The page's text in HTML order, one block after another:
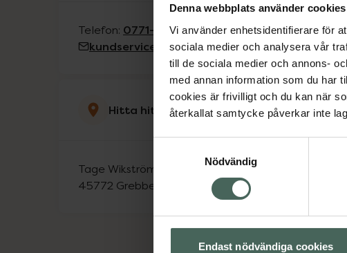
Denna webbplats använder cookies
Vi använder enhetsidentifierare för
sociala medier och analysera vår
till de sociala medier och annons-
med annan information som du har
cookies är frivilligt och du kan när
återkallat samtycke påverkar inte
Nödvändig
Endast nödvändiga cookies
Telefon: 0771-612 612
kundservice@kronansapotek.se
Hitta hit
Tage Wikströms Gata 4
45772 Grebbestad